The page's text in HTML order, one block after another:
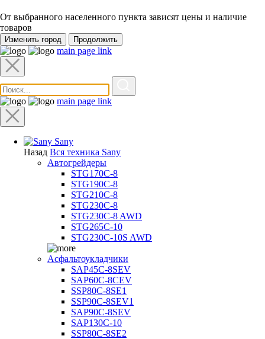
От выбранного населенного пункта зависят цены и наличие
товаров
Изменить город Продолжить
main page link
main page link
Sany
Назад Вся техника Sany
Автогрейдеры
STG170C-8
STG190C-8
STG210C-8
STG230C-8
STG230C-8 AWD
STG265C-10
STG230C-10S AWD
Асфальтоукладчики
SAP45С-8SEV
SAP60C-8CEV
SSP80C-8SE1
SSP90C-8SEV1
SAP90C-8SEV
SAP130C-10
SSP80C-8SE2